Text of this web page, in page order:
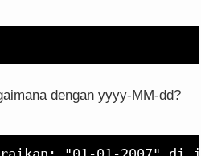
dengan yyyy-MM-dd?